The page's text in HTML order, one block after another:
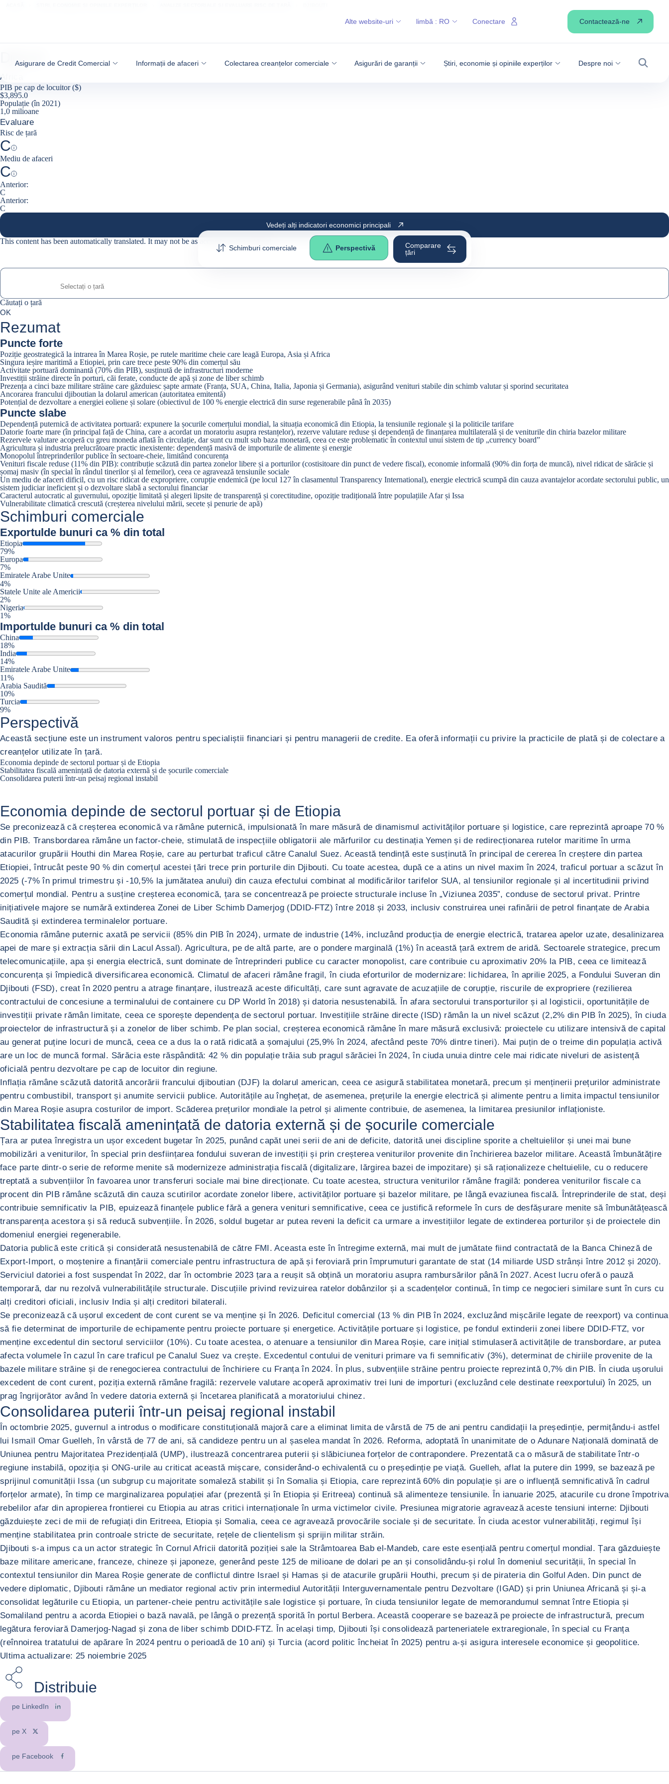
Asigurare de Credit Comercial Informații de afaceri Colectarea creanțelor comerciale Asigurări de garanții Știri, economie și opiniile experților Despre noi
Căutare
Alte website-uri limbă : RO Conectare Contactează-ne
Djibouti
Africa
PIB pe cap de locuitor ($)
$3,895.0
Populație (în 2021)
1,0 milioane
Evaluare
Risc de țară
C
Help
Mediu de afaceri
C
Help
Anterior:
C
Anterior:
C
Vedeți alți indicatori economici principali
This content has been automatically translated. It may not be as accurate as the
Schimburi comerciale Perspectivă
Comparare
țări
Căutați o țară
0suggestions
Căutați o țară
OK
Rezumat
Puncte forte
Poziție geostrategică la intrarea în Marea Roșie, pe rutele maritime cheie care leagă Europa, Asia și Africa
Singura ieșire maritimă a Etiopiei, prin care trece peste 90% din comerțul său
Activitate portuară dominantă (70% din PIB), susținută de infrastructuri moderne
Investiții străine directe în porturi, căi ferate, conducte de apă și zone de liber schimb
Prezența a cinci baze militare străine care găzduiesc șapte armate (Franța, SUA, China, Italia, Japonia și Germania), asigurând venituri stabile din schimb valutar și sporind securitatea
Ancorarea francului djiboutian la dolarul american (autoritatea emitentă)
Potențial de dezvoltare a energiei eoliene și solare (obiectivul de 100 % energie electrică din surse regenerabile până în 2035)
Puncte slabe
Dependență puternică de activitatea portuară: expunere la șocurile comerțului mondial, la situația economică din Etiopia, la tensiunile regionale și la politicile tarifare
Datorie foarte mare (în principal față de China, care a acordat un moratoriu asupra restanțelor), rezerve valutare reduse și dependență de finanțarea multilaterală și de veniturile din chiria bazelor militare
Rezervele valutare acoperă cu greu moneda aflată în circulație, dar sunt cu mult sub baza monetară, ceea ce este problematic în contextul unui sistem de tip „currency board”
Agricultura și industria prelucrătoare practic inexistente: dependență masivă de importurile de alimente și energie
Monopolul întreprinderilor publice în sectoare-cheie, limitând concurența
Venituri fiscale reduse (11% din PIB): contribuție scăzută din partea zonelor libere și a porturilor (costisitoare din punct de vedere fiscal), economie informală (90% din forța de muncă), nivel ridicat de sărăcie și
șomaj masiv (în special în rândul tinerilor și al femeilor), ceea ce agravează tensiunile sociale
Un mediu de afaceri dificil, cu un risc ridicat de expropriere, corupție endemică (pe locul 127 în clasamentul Transparency International), energie electrică scumpă din cauza avantajelor acordate sectorului public, un
sistem judiciar ineficient și o dezvoltare slabă a sectorului financiar
Caracterul autocratic al guvernului, opoziție limitată și alegeri lipsite de transparență și corectitudine, opoziție tradițională între populațiile Afar și Issa
Vulnerabilitate climatică crescută (creșterea nivelului mării, secete și penurie de apă)
Schimburi comerciale
Exportulde bunuri ca % din total
Etiopia
79%
Europa
7%
Emiratele Arabe Unite
4%
Statele Unite ale Americii
2%
Nigeria
1%
Importulde bunuri ca % din total
China
18%
India
14%
Emiratele Arabe Unite
11%
Arabia Saudită
10%
Turcia
9%
Perspectivă
Această secțiune este un instrument valoros pentru specialiștii financiari și pentru managerii de credite. Ea oferă informații cu privire la practicile de plată și de colectare a
creanțelor utilizate în țară.
Economia depinde de sectorul portuar și de Etiopia
Stabilitatea fiscală amenințată de datoria externă și de șocurile comerciale
Consolidarea puterii într-un peisaj regional instabil
Economia depinde de sectorul portuar și de Etiopia
Se preconizează că creșterea economică va rămâne puternică, impulsionată în mare măsură de dinamismul activităților portuare și logistice, care reprezintă aproape 70 %
din PIB. Transbordarea rămâne un factor-cheie, stimulată de inspecțiile obligatorii ale mărfurilor cu destinația Yemen și de redirecționarea rutelor maritime în urma
atacurilor grupării Houthi din Marea Roșie, care au perturbat traficul către Canalul Suez. Această tendință este susținută în principal de cererea în creștere din partea
Etiopiei, întrucât peste 90 % din comerțul acestei țări trece prin porturile din Djibouti. Cu toate acestea, după ce a atins un nivel maxim în 2024, traficul portuar a scăzut în
2025 (-7% în primul trimestru și -10,5% la jumătatea anului) din cauza efectului combinat al modificărilor tarifelor SUA, al tensiunilor regionale și al incertitudinii privind
comerțul mondial. Pentru a susține creșterea economică, țara se concentrează pe proiecte structurale incluse în „Viziunea 2035”, conduse de sectorul privat. Printre
inițiativele majore se numără extinderea Zonei de Liber Schimb Damerjog (DDID-FTZ) între 2018 și 2033, inclusiv construirea unei rafinării de petrol finanțate de Arabia
Saudită și extinderea terminalelor portuare.
Economia rămâne puternic axată pe servicii (85% din PIB în 2024), urmate de industrie (14%, incluzând producția de energie electrică, tratarea apelor uzate, desalinizarea
apei de mare și extracția sării din Lacul Assal). Agricultura, pe de altă parte, are o pondere marginală (1%) în această țară extrem de aridă. Sectoarele strategice, precum
telecomunicațiile, apa și energia electrică, sunt dominate de întreprinderi publice cu caracter monopolist, care contribuie cu aproximativ 20% la PIB, ceea ce limitează
concurența și împiedică diversificarea economică. Climatul de afaceri rămâne fragil, în ciuda eforturilor de modernizare: lichidarea, în aprilie 2025, a Fondului Suveran din
Djibouti (FSD), creat în 2020 pentru a atrage finanțare, ilustrează aceste dificultăți, care sunt agravate de acuzațiile de corupție, riscurile de expropriere (rezilierea
contractului de concesiune a terminalului de containere cu DP World în 2018) și datoria nesustenabilă. În afara sectorului transporturilor și al logisticii, oportunitățile de
investiții private rămân limitate, ceea ce sporește dependența de sectorul portuar. Investițiile străine directe (ISD) rămân la un nivel scăzut (2,2% din PIB în 2025), în ciuda
proiectelor de infrastructură și a zonelor de liber schimb. Pe plan social, creșterea economică rămâne în mare măsură exclusivă: proiectele cu utilizare intensivă de capital
au generat puține locuri de muncă, ceea ce a dus la o rată ridicată a șomajului (25,9% în 2024, afectând peste 70% dintre tineri). Mai puțin de o treime din populația activă
are un loc de muncă formal. Sărăcia este răspândită: 42 % din populație trăia sub pragul sărăciei în 2024, în ciuda unuia dintre cele mai ridicate niveluri de asistență
oficială pentru dezvoltare pe cap de locuitor din regiune.
Inflația rămâne scăzută datorită ancorării francului djiboutian (DJF) la dolarul american, ceea ce asigură stabilitatea monetară, precum și menținerii prețurilor administrate
pentru combustibil, transport și anumite servicii publice. Autoritățile au înghețat, de asemenea, prețurile la energie electrică și alimente pentru a limita impactul tensiunilor
din Marea Roșie asupra costurilor de import. Scăderea prețurilor mondiale la petrol și alimente contribuie, de asemenea, la limitarea presiunilor inflaționiste.
Stabilitatea fiscală amenințată de datoria externă și de șocurile comerciale
Țara ar putea înregistra un ușor excedent bugetar în 2025, punând capăt unei serii de ani de deficite, datorită unei discipline sporite a cheltuielilor și unei mai bune
mobilizări a veniturilor, în special prin desființarea fondului suveran de investiții și prin creșterea veniturilor provenite din închirierea bazelor militare. Această îmbunătățire
face parte dintr-o serie de reforme menite să modernizeze administrația fiscală (digitalizare, lărgirea bazei de impozitare) și să raționalizeze cheltuielile, cu o reducere
treptată a subvențiilor în favoarea unor transferuri sociale mai bine direcționate. Cu toate acestea, structura veniturilor rămâne fragilă: ponderea veniturilor fiscale ca
procent din PIB rămâne scăzută din cauza scutirilor acordate zonelor libere, activităților portuare și bazelor militare, pe lângă evaziunea fiscală. Întreprinderile de stat, deși
contribuie semnificativ la PIB, epuizează finanțele publice fără a genera venituri semnificative, ceea ce justifică reformele în curs de desfășurare menite să îmbunătățească
transparența acestora și să reducă subvențiile. În 2026, soldul bugetar ar putea reveni la deficit ca urmare a investițiilor legate de extinderea porturilor și de proiectele din
domeniul energiei regenerabile.
Datoria publică este critică și considerată nesustenabilă de către FMI. Aceasta este în întregime externă, mai mult de jumătate fiind contractată de la Banca Chineză de
Export-Import, o moștenire a finanțării comerciale pentru infrastructura de apă și feroviară prin împrumuturi garantate de stat (14 miliarde USD strânși între 2012 și 2020).
Serviciul datoriei a fost suspendat în 2022, dar în octombrie 2023 țara a reușit să obțină un moratoriu asupra rambursărilor până în 2027. Acest lucru oferă o pauză
temporară, dar nu rezolvă vulnerabilitățile structurale. Discuțiile privind revizuirea ratelor dobânzilor și a scadențelor continuă, în timp ce negocieri similare sunt în curs cu
alți creditori oficiali, inclusiv India și alți creditori bilaterali.
Se preconizează că ușorul excedent de cont curent se va menține și în 2026. Deficitul comercial (13 % din PIB în 2024, excluzând mișcările legate de reexport) va continua
să fie determinat de importurile de echipamente pentru proiecte portuare și energetice. Activitățile portuare și logistice, pe fondul extinderii zonei libere DDID-FTZ, vor
menține excedentul din sectorul serviciilor (10%). Cu toate acestea, o atenuare a tensiunilor din Marea Roșie, care inițial stimulaseră activitățile de transbordare, ar putea
afecta volumele în cazul în care traficul pe Canalul Suez va crește. Excedentul contului de venituri primare va fi semnificativ (3%), determinat de chiriile provenite de la
bazele militare străine și de renegocierea contractului de închiriere cu Franța în 2024. În plus, subvențiile străine pentru proiecte reprezintă 0,7% din PIB. În ciuda ușorului
excedent de cont curent, poziția externă rămâne fragilă: rezervele valutare acoperă aproximativ trei luni de importuri (excluzând cele destinate reexportului) în 2025, un
prag îngrijorător având în vedere datoria externă și încetarea planificată a moratoriului chinez.
Consolidarea puterii într-un peisaj regional instabil
În octombrie 2025, guvernul a introdus o modificare constituțională majoră care a eliminat limita de vârstă de 75 de ani pentru candidații la președinție, permițându-i astfel
lui Ismaïl Omar Guelleh, în vârstă de 77 de ani, să candideze pentru un al șaselea mandat în 2026. Reforma, adoptată în unanimitate de o Adunare Națională dominată de
Uniunea pentru Majoritatea Prezidențială (UMP), ilustrează concentrarea puterii și slăbiciunea forțelor de contrapondere. Prezentată ca o măsură de stabilitate într-o
regiune instabilă, opoziția și ONG-urile au criticat această mișcare, considerând-o echivalentă cu o președinție pe viață. Guelleh, aflat la putere din 1999, se bazează pe
sprijinul comunității Issa (un subgrup cu majoritate somaleză stabilit și în Somalia și Etiopia, care reprezintă 60% din populație și are o influență semnificativă în cadrul
forțelor armate), în timp ce marginalizarea populației afar (prezentă și în Etiopia și Eritreea) continuă să alimenteze tensiunile. În ianuarie 2025, atacurile cu drone împotriva
rebelilor afar din apropierea frontierei cu Etiopia au atras critici internaționale în urma victimelor civile. Presiunea migratorie agravează aceste tensiuni interne: Djibouti
găzduiește zeci de mii de refugiați din Eritreea, Etiopia și Somalia, ceea ce agravează provocările sociale și de securitate. În ciuda acestor vulnerabilități, regimul își
menține stabilitatea prin controale stricte de securitate, rețele de clientelism și sprijin militar străin.
Djibouti s-a impus ca un actor strategic în Cornul Africii datorită poziției sale la Strâmtoarea Bab el-Mandeb, care este esențială pentru comerțul mondial. Țara găzduiește
baze militare americane, franceze, chineze și japoneze, generând peste 125 de milioane de dolari pe an și consolidându-și rolul în domeniul securității, în special în
contextul tensiunilor din Marea Roșie generate de conflictul dintre Israel și Hamas și de atacurile grupării Houthi, precum și de pirateria din Golful Aden. Din punct de
vedere diplomatic, Djibouti rămâne un mediator regional activ prin intermediul Autorității Interguvernamentale pentru Dezvoltare (IGAD) și prin Uniunea Africană și și-a
consolidat legăturile cu Etiopia, un partener-cheie pentru activitățile sale logistice și portuare, în ciuda tensiunilor legate de memorandumul semnat între Etiopia și
Somaliland pentru a acorda Etiopiei o bază navală, pe lângă o prezență sporită în portul Berbera. Această cooperare se bazează pe proiecte de infrastructură, precum
legătura feroviară Damerjog-Nagad și zona de liber schimb DDID-FTZ. În același timp, Djibouti își consolidează parteneriatele extraregionale, în special cu Franța
(reînnoirea tratatului de apărare în 2024 pentru o perioadă de 10 ani) și Turcia (acord politic încheiat în 2025) pentru a-și asigura interesele economice și geopolitice.
Ultima actualizare: 25 noiembrie 2025
Distribuie
pe LinkedIn
pe X
pe Facebook